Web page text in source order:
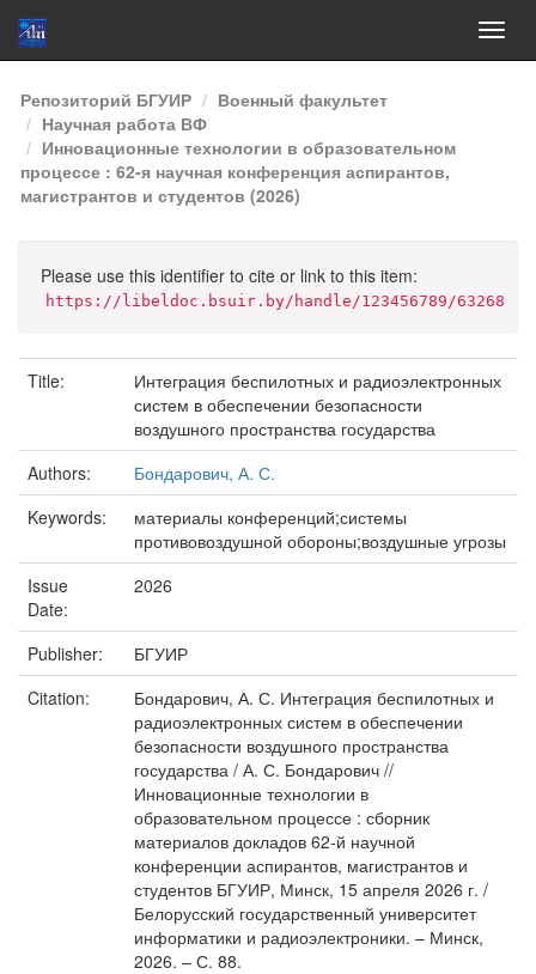
Skip
navigation
Репозиторий БГУИР
Военный факультет
Научная работа ВФ
Инновационные технологии в образовательном
процессе : 62-я научная конференция аспирантов,
магистрантов и студентов (2026)
Please use this identifier to cite or link to this item:
https://libeldoc.bsuir.by/handle/123456789/63268
Title:
Интеграция беспилотных и радиоэлектронных
систем в обеспечении безопасности
воздушного пространства государства
Authors:
Бондарович, А. С.
Keywords:
материалы конференций;системы
противовоздушной обороны;воздушные угрозы
Issue
Date:
2026
Publisher:
БГУИР
Citation:
Бондарович, А. С. Интеграция беспилотных и
радиоэлектронных систем в обеспечении
безопасности воздушного пространства
государства / А. С. Бондарович //
Инновационные технологии в
образовательном процессе : сборник
материалов докладов 62-й научной
конференции аспирантов, магистрантов и
студентов БГУИР, Минск, 15 апреля 2026 г. /
Белорусский государственный университет
информатики и радиоэлектроники. – Минск,
2026. – С. 88.